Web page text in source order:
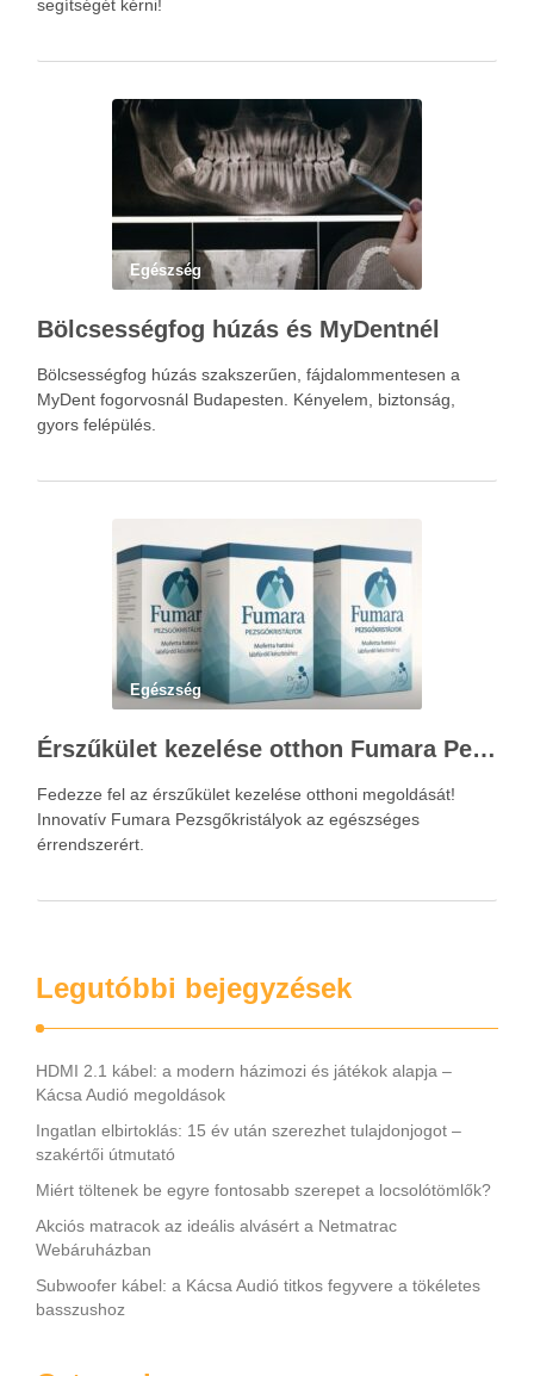
segítségét kérni!
Egészség
Bölcsességfog húzás és MyDentnél
Bölcsességfog húzás szakszerűen, fájdalommentesen a
MyDent fogorvosnál Budapesten. Kényelem, biztonság,
gyors felépülés.
Egészség
Érszűkület kezelése otthon Fumara Pezsgőkristályokkal
Fedezze fel az érszűkület kezelése otthoni megoldását!
Innovatív Fumara Pezsgőkristályok az egészséges
érrendszerért.
Legutóbbi bejegyzések
HDMI 2.1 kábel: a modern házimozi és játékok alapja –
Kácsa Audió megoldások
Ingatlan elbirtoklás: 15 év után szerezhet tulajdonjogot –
szakértői útmutató
Miért töltenek be egyre fontosabb szerepet a locsolótömlők?
Akciós matracok az ideális alvásért a Netmatrac
Webáruházban
Subwoofer kábel: a Kácsa Audió titkos fegyvere a tökéletes
basszushoz